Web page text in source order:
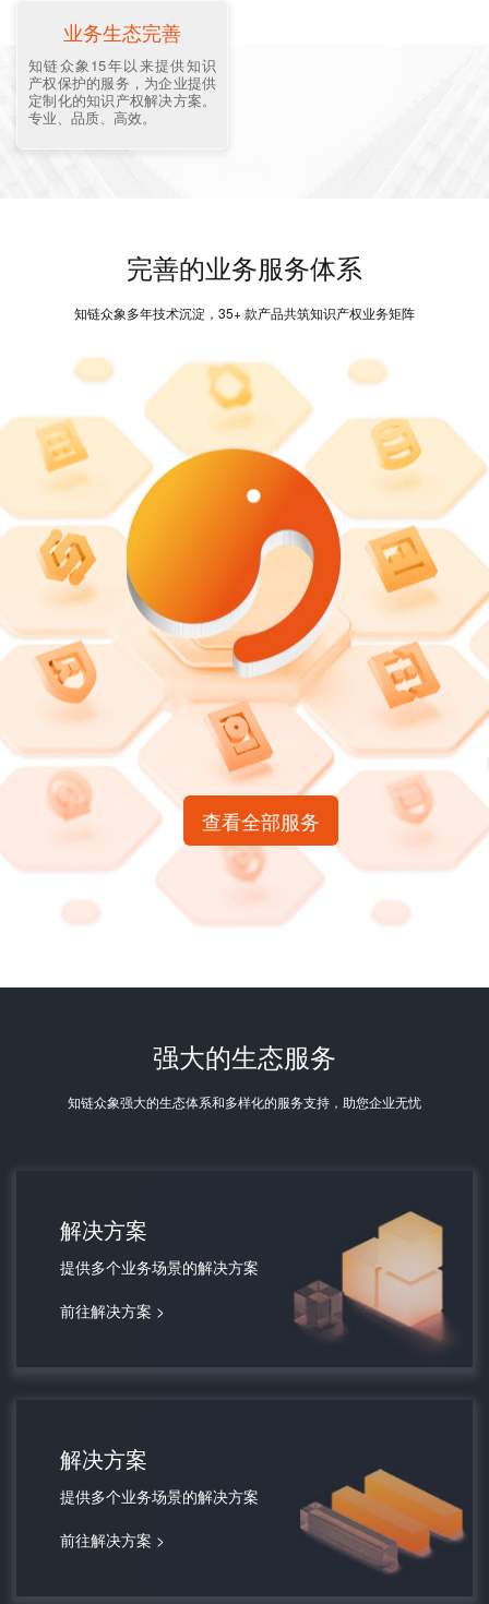
业务生态完善
知链众象15年以来提供知识
产权保护的服务，为企业提供
定制化的知识产权解决方案。
专业、品质、高效。
完善的业务服务体系
知链众象多年技术沉淀，35+ 款产品共筑知识产权业务矩阵
查看全部服务
强大的生态服务
知链众象强大的生态体系和多样化的服务支持，助您企业无忧
解决方案
提供多个业务场景的解决方案
前往解决方案 >
解决方案
提供多个业务场景的解决方案
前往解决方案 >